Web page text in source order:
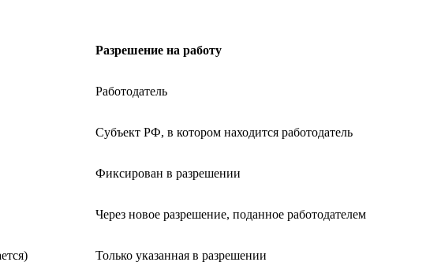
Разрешение на работу
Работодатель
Субъект РФ, в котором находится работодатель
Фиксирован в разрешении
Через новое разрешение, поданное работодателем
Только указанная в разрешении